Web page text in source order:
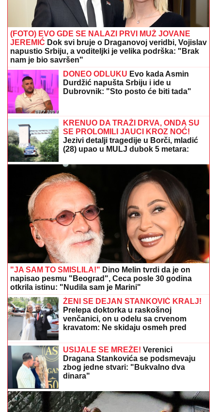
(FOTO) EVO GDE SE NALAZI PRVI MUŽ JOVANE
JEREMIĆ Dok svi bruje o Draganovoj veridbi, Vojislav
napustio Srbiju, a voditeljki je velika podrška: "Brak
nam je bio savršen"
DONEO ODLUKU Evo kada Asmin
Durdžić napušta Srbiju i ide u
Dubrovnik: "Sto posto će biti tada"
KRENUO DA TRAŽI DRVA, ONDA SU
SE PROLOMILI JAUCI KROZ NOĆ!
Jezivi detalji tragedije u Borči, mladić
(28) upao u MULJ dubok 5 metara:
VIDEO)
"JA SAM TO SMISLILA!" Dino Melin tvrdi da je on
napisao pesmu "Beograd", Ceca posle 30 godina
otkrila istinu: "Nudila sam je Marini"
ŽENI SE DEJAN STANKOVIĆ KRALJ!
Prelepa doktorka u raskošnoj
venčanici, on u odelu sa crvenom
kravatom: Ne skidaju osmeh pred
USIJALE SE MREŽE! Verenici
Dragana Stankovića se podsmevaju
zbog jedne stvari: "Bukvalno dva
dinara"